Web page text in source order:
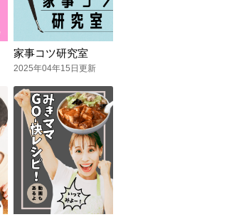
家事コツ研究室
2025年04年15日更新